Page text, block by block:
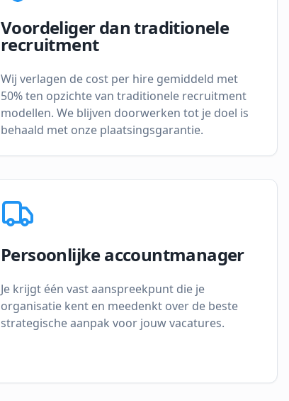
Voordeliger dan traditionele
recruitment
Wij verlagen de cost per hire gemiddeld met
50% ten opzichte van traditionele recruitment
modellen. We blijven doorwerken tot je doel is
behaald met onze plaatsingsgarantie.
Persoonlijke accountmanager
Je krijgt één vast aanspreekpunt die je
organisatie kent en meedenkt over de beste
strategische aanpak voor jouw vacatures.